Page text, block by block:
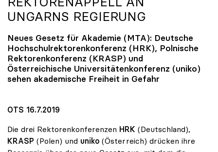
UNGARNS REGIERUNG
Neues Gesetz für Akademie (MTA): Deutsche
Hochschulrektorenkonferenz (HRK), Polnische
Rektorenkonferenz (KRASP) und
Österreichische Universitätenkonferenz (uniko)
sehen akademische Freiheit in Gefahr
OTS 16.7.2019
Die drei Rektorenkonferenzen HRK (Deutschland),
KRASP (Polen) und uniko (Österreich) drücken ihre